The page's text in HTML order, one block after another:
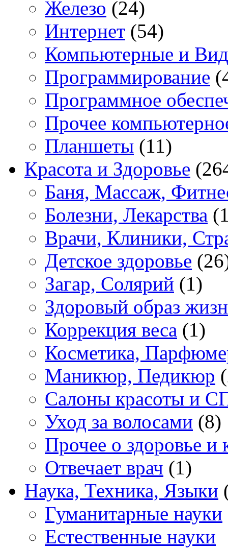
Железо (24)
Интернет (54)
Компьютерные и
Программирование
Программное
Прочее
Планшеты (11)
Красота и Здоровье
Баня, Массаж,
Болезни, Лекарства
Врачи, Клиники,
Детское здоровье
Загар, Солярий (1)
Здоровый образ
Коррекция веса (1)
Косметика,
Маникюр, Педикюр
Салоны красоты и
Уход за волосами (8)
Прочее о здоровье и
Отвечает врач (1)
Наука, Техника, Языки
Гуманитарные науки
Естественные науки